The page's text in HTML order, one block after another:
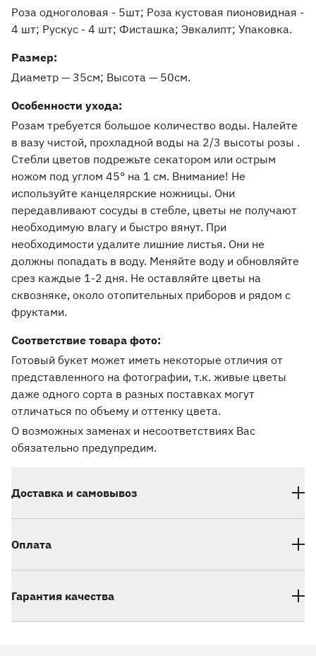
Роза одноголовая - 5шт; Роза кустовая пионовидная -
4 шт; Рускус - 4 шт; Фисташка; Эвкалипт; Упаковка.
Pазмер:
Диаметр — 35см Высота — 50см
Особенности ухода:
Розам требуется большое количество воды. Налейте
в вазу чистой, прохладной воды на 2/3 высоты розы .
Стебли цветов подрежьте секатором или острым
ножом под углом 45° на 1 см. Внимание! Не
используйте канцелярские ножницы. Они
передавливают сосуды в стебле, цветы не получают
необходимую влагу и быстро вянут. При
необходимости удалите лишние листья. Они не
должны попадать в воду. Меняйте воду и обновляйте
срез каждые 1-2 дня. Не оставляйте цветы на
сквозняке, около отопительных приборов и рядом с
фруктами.
Соответствие товара фото:
Готовый букет может иметь некоторые отличия от
представленного на фотографии, т.к. живые цветы
даже одного сорта в разных поставках могут
отличаться по объему и оттенку цвета.
О возможных заменах и несоответствиях Вас
обязательно предупредим.
Доставка и самовывоз
Оплата
Гарантия качества